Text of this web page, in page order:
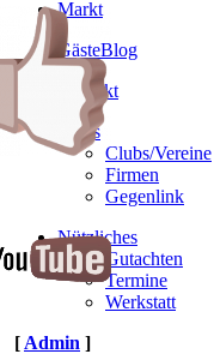
Markt
GästeBlog
Kontakt
Links
Clubs/Vereine
Firmen
Gegenlink
Nützliches
Gutachten
Termine
Werkstatt
[ Admin ]